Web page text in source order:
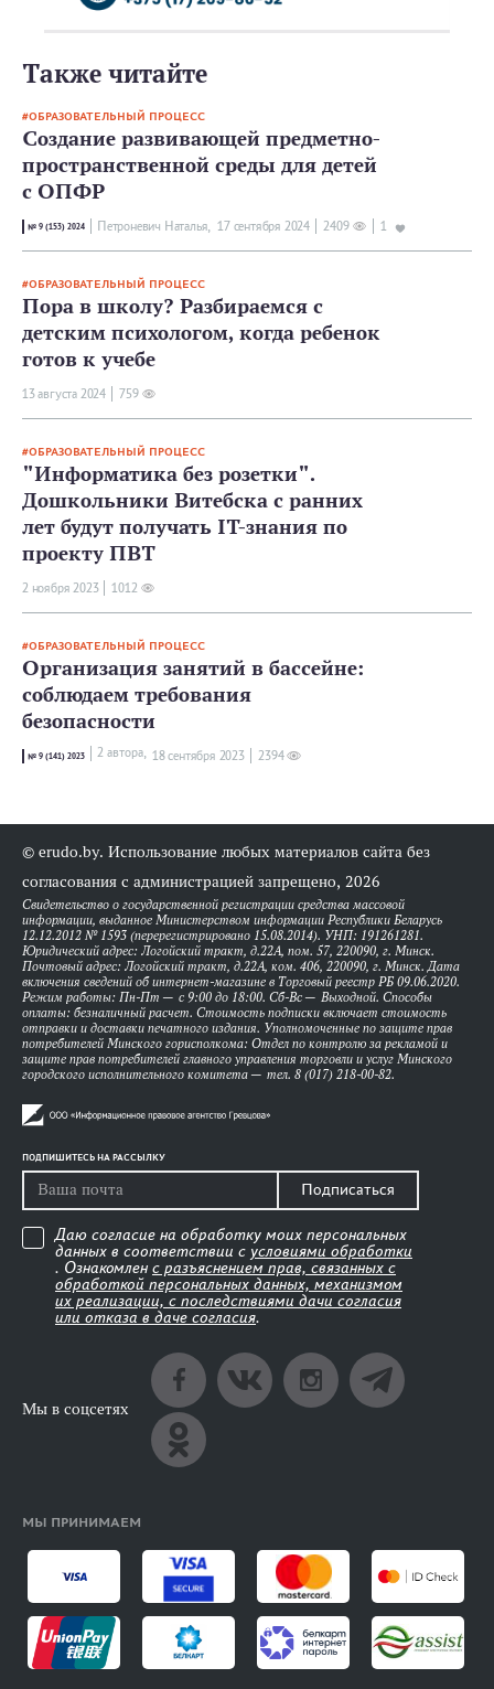
Также читайте
ОБРАЗОВАТЕЛЬНЫЙ ПРОЦЕСС
Создание развивающей предметно-
пространственной среды для детей
с ОПФР
№ 9 (153) 2024 Петроневич Наталья, 17 сентября 2024 2409 1
ОБРАЗОВАТЕЛЬНЫЙ ПРОЦЕСС
Пора в школу? Разбираемся с
детским психологом, когда ребенок
готов к учебе
13 августа 2024 759
ОБРАЗОВАТЕЛЬНЫЙ ПРОЦЕСС
"Информатика без розетки".
Дошкольники Витебска с ранних
лет будут получать IT-знания по
проекту ПВТ
2 ноября 2023 1012
ОБРАЗОВАТЕЛЬНЫЙ ПРОЦЕСС
Организация занятий в бассейне:
соблюдаем требования
безопасности
№ 9 (141) 2023 2 автора, 18 сентября 2023 2394
© erudo.by. Использование любых материалов сайта без
согласования с администрацией запрещено, 2026
Свидетельство о государственной регистрации средства массовой
информации, выданное Министерством информации Республики Беларусь
12.12.2012 № 1593 (перерегистрировано 15.08.2014). УНП: 191261281.
Юридический адрес: Логойский тракт, д.22А, пом. 57, 220090, г. Минск.
Почтовый адрес: Логойский тракт, д.22А, ком. 406, 220090, г. Минск. Дата
включения сведений об интернет-магазине в Торговый реестр РБ 09.06.2020.
Режим работы: Пн-Пт — с 9:00 до 18:00. Сб-Вс — Выходной. Способы
оплаты: безналичный расчет. Стоимость подписки включает стоимость
отправки и доставки печатного издания. Уполномоченные по защите прав
потребителей Минского горисполкома: Отдел по контролю за рекламой и
защите прав потребителей главного управления торговли и услуг Минского
городского исполнительного комитета — тел. 8 (017) 218-00-82.
ПОДПИШИТЕСЬ НА РАССЫЛКУ
Подписаться
Даю согласие на обработку моих персональных
данных в соответствии с условиями обработки
. Ознакомлен с разъяснением прав, связанных с
обработкой персональных данных, механизмом
их реализации, с последствиями дачи согласия
или отказа в даче согласия.
Мы в соцсетях
МЫ ПРИНИМАЕМ